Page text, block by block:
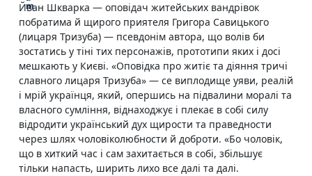
Йван Шкварка — оповідач житейських вандрівок
побратима й щирого приятеля Григора Савицького
(лицаря Тризуба) — псевдонім автора, що волів би
зостатись у тіні тих персонажів, прототипи яких і досі
мешкають у Києві. «Оповідка про житіє та діяння тричі
славного лицаря Тризуба» — се виплодище уяви, реалій
і мрій українця, який, опершись на підвалини моралі та
власного сумління, віднаходжує і плекає в собі силу
відродити український дух щирости та праведности
через шлях чоловіколюбности й доброти. «Бо чоловік,
що в хиткий час і сам захитається в собі, збільшує
тільки напасть, ширить лихо все далі та далі.